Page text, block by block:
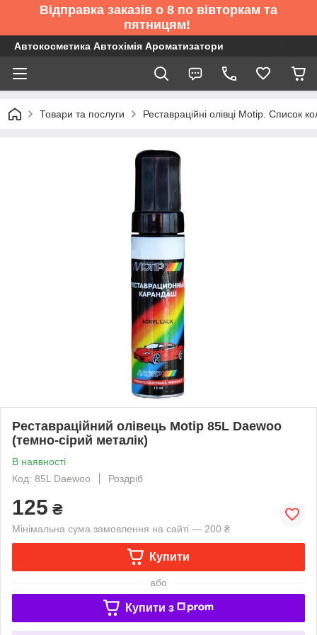
Відправка заказів о 8 по вівторкам та
пятницям!
Автокосметика Автохімія Ароматизатори
Товари та послуги Реставраційні олівці Motip. Список
Реставраційний олівець Motip 85L Daewoo
(темно-сірий металік)
В наявності
Код: 85L Daewoo
Роздріб
125 ₴
Мінімальна сума замовлення на сайті — 200 ₴
Купити
або
Купити з